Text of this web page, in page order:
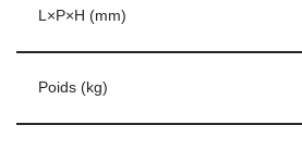
L×P×H (mm)
Poids (kg)